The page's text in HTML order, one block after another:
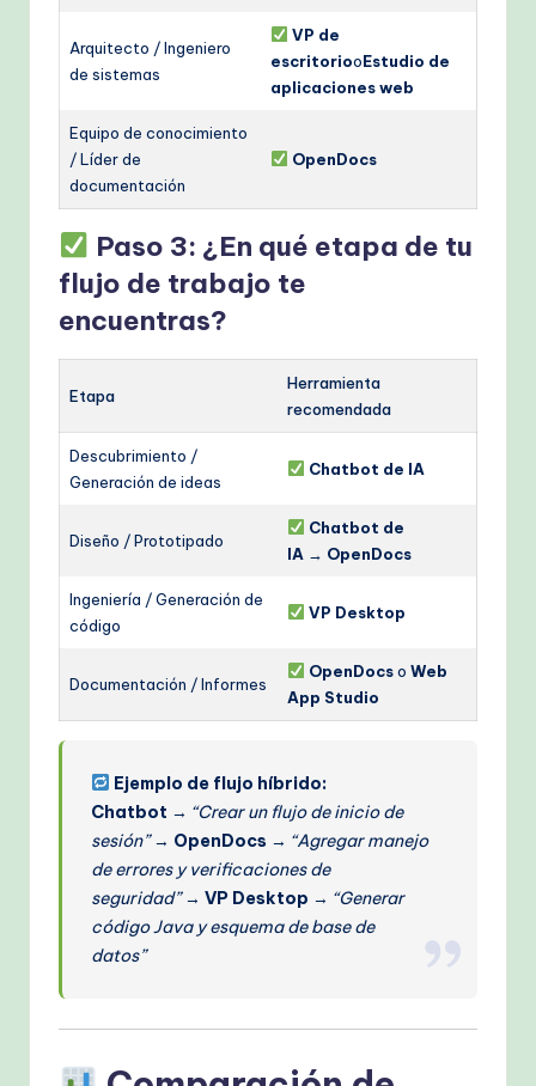
Arquitecto / Ingeniero
de sistemas
VP de
escritoriooEstudio de
aplicaciones web
Equipo de conocimiento
/ Líder de
documentación
OpenDocs
Paso 3: ¿En qué etapa de tu
flujo de trabajo te
encuentras?
Etapa
Herramienta
recomendada
Descubrimiento /
Generación de ideas
Chatbot de IA
Diseño / Prototipado
Chatbot de
IA → OpenDocs
Ingeniería / Generación de
código
VP Desktop
Documentación / Informes
OpenDocso Web
App Studio
Ejemplo de flujo híbrido:
Chatbot → “Crear un flujo de inicio de
sesión”→ OpenDocs → “Agregar manejo
de errores y verificaciones de
seguridad”→VP Desktop → “Generar
código Java y esquema de base de
datos”